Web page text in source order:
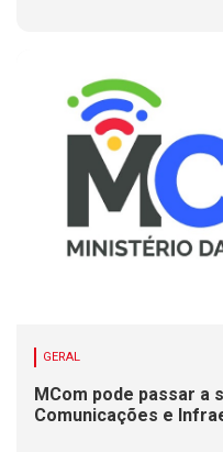
GERAL
MCom pode passar a
Comunicações e